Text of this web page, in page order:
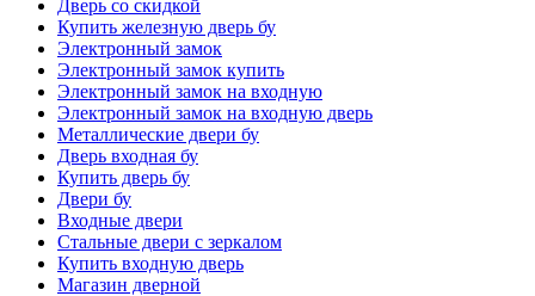
Дверь со скидкой
Купить железную дверь бу
Электронный замок
Электронный замок купить
Электронный замок на входную
Электронный замок на входную дверь
Металлические двери бу
Дверь входная бу
Купить дверь бу
Двери бу
Входные двери
Стальные двери с зеркалом
Купить входную дверь
Магазин дверной